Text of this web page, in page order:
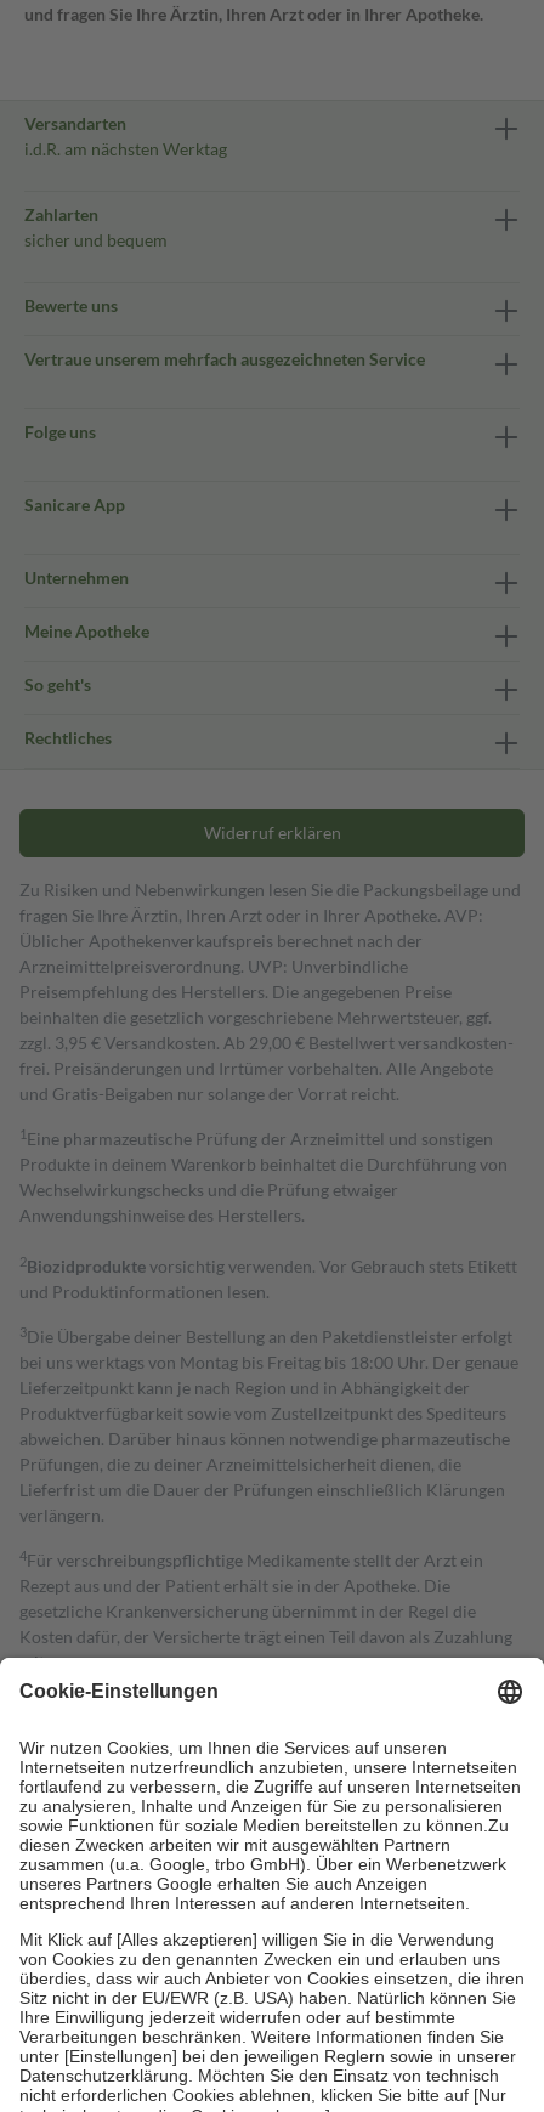
und fragen Sie Ihre Ärztin, Ihren Arzt oder in Ihrer Apotheke.
Versandarten
i.d.R. am nächsten Werktag
Zahlarten
sicher und bequem
Bewerte uns
Vertraue unserem mehrfach ausgezeichneten Service
Folge uns
Sanicare App
Unternehmen
Meine Apotheke
So geht's
Rechtliches
Widerruf erklären
Zu Risiken und Nebenwirkungen lesen Sie die Packungsbeilage und
fragen Sie Ihre Ärztin, Ihren Arzt oder in Ihrer Apotheke. AVP:
Üblicher Apothekenverkaufspreis berechnet nach der
Arzneimittelpreisverordnung. UVP: Unverbindliche
Preisempfehlung des Herstellers. Die angegebenen Preise
beinhalten die gesetzlich vorgeschriebene Mehrwertsteuer, ggf.
zzgl. 3,95 € Versandkosten. Ab 29,00 € Bestell­wert versand­kosten­
frei. Preisänderungen und Irrtümer vorbehalten. Alle Angebote
und Gratis-Beigaben nur solange der Vorrat reicht.
1 Eine pharmazeutische Prüfung der Arzneimittel und sonstigen
Produkte in deinem Warenkorb beinhaltet die Durchführung von
Wechselwirkungschecks und die Prüfung etwaiger
Anwendungshinweise des Herstellers.
2Biozidproduktevorsichtig verwenden. Vor Gebrauch stets Etikett
und Produktinformationen lesen.
3Die Übergabe deiner Bestellung an den Paketdienstleister erfolgt
bei uns werktags von Montag bis Freitag bis 18:00 Uhr. Der genaue
Lieferzeitpunkt kann je nach Region und in Abhängigkeit der
Produktverfügbarkeit sowie vom Zustellzeitpunkt des Spediteurs
abweichen. Darüber hinaus können notwendige pharmazeutische
Prüfungen, die zu deiner Arzneimittelsicherheit dienen, die
Lieferfrist um die Dauer der Prüfungen einschließlich Klärungen
verlängern.
4Für verschreibungspflichtige Medikamente stellt der Arzt ein
Rezept aus und der Patient erhält sie in der Apotheke. Die
gesetzliche Krankenversicherung übernimmt in der Regel die
Kosten dafür, der Versicherte trägt einen Teil davon als Zuzahlung
mit.
Grundsätzlich leisten Mitglieder Zuzahlungen in Höhe von zehn
höchstens zehn Euro.
Es sind jedoch nie mehr als die tatsächlichen
Kosten der Leistung zu entrichten.
Diese Regeln gelten grundsätzlich auch für Online-Apotheken.
Bei Heilmitteln und häuslicher Krankenpflege beträgt die
Zuzahlung zehn Prozent der Kosten sowie zehn Euro je
Verordnung.
Um das Engagement der Versicherten für ihre eigene Gesundheit zu
stärken und die besondere Stellung der Familie zu unterstützen,
fallenkeine Zuzahlungenan bei:
• Kindern und Jugendlichen bis zum vollendeten 18. Lebensjahr
mit Ausnahme der Fahrkosten
• Untersuchungen zur Vorsorge und Früherkennung, die von der
GKV getragen werden
• empfohlenen Schutzimpfungen
• Harn- und Blutteststreifen